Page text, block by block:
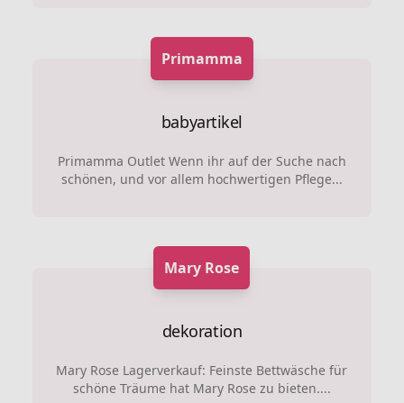
Primamma
babyartikel
Primamma Outlet Wenn ihr auf der Suche nach
schönen, und vor allem hochwertigen Pflege...
Mary Rose
dekoration
Mary Rose Lagerverkauf: Feinste Bettwäsche für
schöne Träume hat Mary Rose zu bieten....